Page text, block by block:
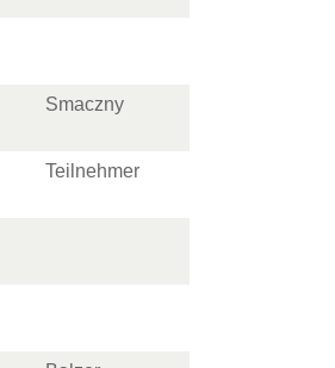
Smaczny
Teilnehmer